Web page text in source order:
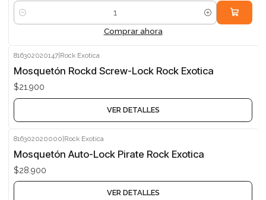
Cantidad
Comprar ahora
Agotado
816302020147 Rock Exotica
Mosquetón Rockd Screw-Lock Rock Exotica
$21.900
VER DETALLES
816302020000|Rock Exotica
Mosquetón Auto-Lock Pirate Rock Exotica
$28.900
VER DETALLES